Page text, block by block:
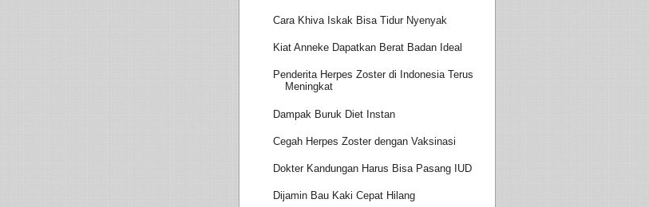
Cara Khiva Iskak Bisa Tidur Nyenyak
Kiat Anneke Dapatkan Berat Badan Ideal
Penderita Herpes Zoster di Indonesia Terus
Meningkat
Dampak Buruk Diet Instan
Cegah Herpes Zoster dengan Vaksinasi
Dokter Kandungan Harus Bisa Pasang IUD
Dijamin Bau Kaki Cepat Hilang